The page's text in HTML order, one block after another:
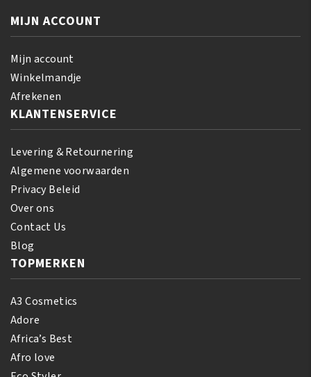
Pudding
425
gr
MIJN ACCOUNT
Mijn account
Winkelmandje
Afrekenen
KLANTENSERVICE
Levering & Retournering
Algemene voorwaarden
Privacy Beleid
Over ons
Contact Us
Blog
TOPMERKEN
A3 Cosmetics
Adore
Africa’s Best
Afro love